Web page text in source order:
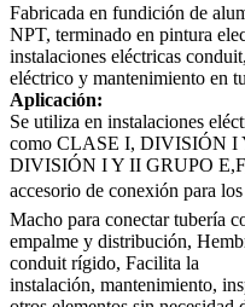
Fabricada en fundición de
NPT, terminado en pintura
instalaciones eléctricas
eléctrico y mantenimiento en
Aplicación:
Se utiliza en instalaciones
como CLASE I, DIVISIÓN I
DIVISIÓN I Y II GRUPO
accesorio de conexión para los
Macho para conectar tubería
empalme y distribución,
conduit rígido, Facilita la
instalación, mantenimiento,